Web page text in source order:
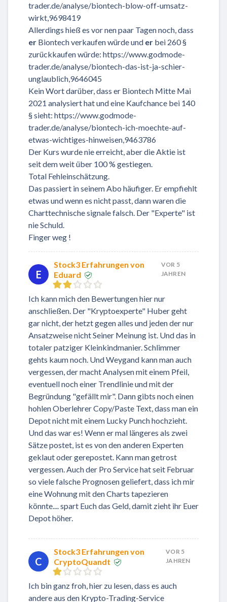
trader.de/analyse/biontech-blow-off-umsatz-
wirkt,9698419
Allerdings hieß es vor nen paar Tagen noch, dass
er Biontech verkaufen würde und er bei 260 §
zurückkaufen würde: https://www.godmode-
trader.de/analyse/biontech-das-ist-ja-schier-
unglaublich,9646045
Kein Wort darüber, dass er Biontech Mitte Mai
2021 analysiert hat und eine Kaufchance bei 140
§ sieht: https://www.godmode-
trader.de/analyse/biontech-ich-moechte-auf-
etwas-wichtiges-hinweisen,9463786
Der Kurs wurde nie erreicht, aber die Aktie ist
seit dem weit über 100 % gestiegen.
Total Fehleinschätzung.
Das passiert in seinem Abo häufiger. Er empfiehlt
etwas und wenn es nicht passt, dann waren die
Charttechnische signale falsch. Der "Experte" ist
nie Schuld.
Finger weg !
E
Stock3 Erfahrungen von
Eduard
VOR 5
JAHREN
Ich kann mich den Bewertungen hier nur
anschließen. Der "Kryptoexperte" Huber geht
gar nicht, der hetzt gegen alles und jeden der nur
Ansatzweise nicht Seiner Meinung ist. Und das in
totaler patziger Kleinkindmanier. Schlimmer
gehts kaum noch. Und Weygand kann man auch
vergessen, der macht Analysen mit einem Pfeil,
eventuell noch einer Trendlinie und mit der
Begründung "gefällt mir". Dann gibts noch einen
hohlen Oberlehrer Copy/Paste Text, dass man ein
Depot nicht mit einem Lucky Punch hochzieht.
Und das war es! Wenn er mal längeres als zwei
Sätze postet, ist es von den anderen Experten
geklaut oder gerepostet. Kann man getrost
vergessen. Auch der Pro Service hat seit Februar
so viele falsche Prognosen geliefert, dass ich mir
eine Wohnung mit den Charts tapezieren
könnte.... spart Euch das Geld, damit zieht ihr Euer
Depot höher.
C
Stock3 Erfahrungen von
CryptoQuandt
VOR 5
JAHREN
Ich bin ganz froh, hier zu lesen, dass es auch
andere aus den Krypto-Trading-Service